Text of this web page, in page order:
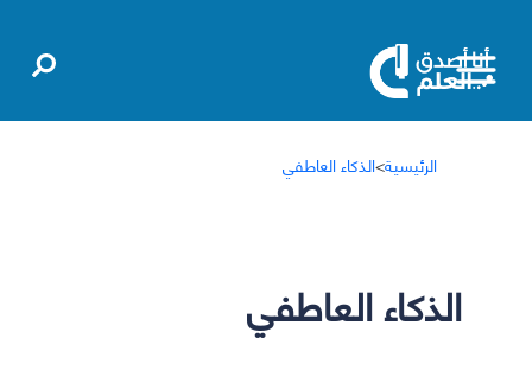
الرئيسية>الذكاء العاطفي
الذكاء العاطفي